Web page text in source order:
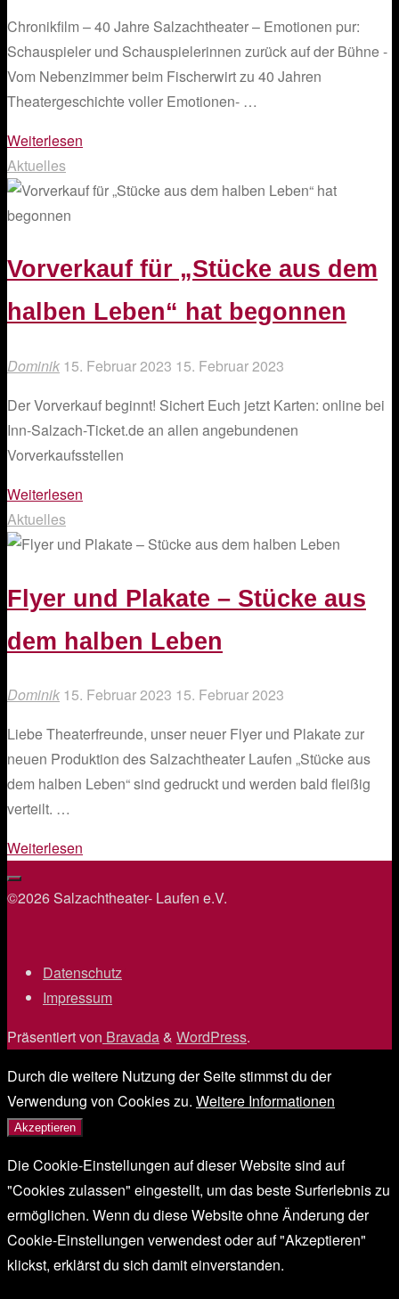
Chronikfilm – 40 Jahre Salzachtheater – Emotionen pur:
Schauspieler und Schauspielerinnen zurück auf der Bühne -
Vom Nebenzimmer beim Fischerwirt zu 40 Jahren
Theatergeschichte voller Emotionen- …
Weiterlesen
40
Aktuelles
Vorverkauf für „Stücke aus dem
halben Leben“ hat begonnen
Dominik 15. Februar 2023 15. Februar 2023
Der Vorverkauf beginnt! Sichert Euch jetzt Karten: online bei
Inn-Salzach-Ticket.de an allen angebundenen
Vorverkaufsstellen
Weiterlesen
„Stücke
dem
Leben“
begonnen"
Aktuelles
Flyer und Plakate – Stücke aus
dem halben Leben
Dominik 15. Februar 2023 15. Februar 2023
Liebe Theaterfreunde, unser neuer Flyer und Plakate zur
neuen Produktion des Salzachtheater Laufen „Stücke aus
dem halben Leben“ sind gedruckt und werden bald fleißig
verteilt. …
Weiterlesen
Plakate
aus
dem
Leben"
©2026 Salzachtheater- Laufen e.V.
Datenschutz
Impressum
Präsentiert von Bravada& WordPress.
Durch die weitere Nutzung der Seite stimmst du der
Verwendung von Cookies zu. Weitere Informationen
Akzeptieren
Die Cookie-Einstellungen auf dieser Website sind auf
"Cookies zulassen" eingestellt, um das beste Surferlebnis zu
ermöglichen. Wenn du diese Website ohne Änderung der
Cookie-Einstellungen verwendest oder auf "Akzeptieren"
klickst, erklärst du sich damit einverstanden.